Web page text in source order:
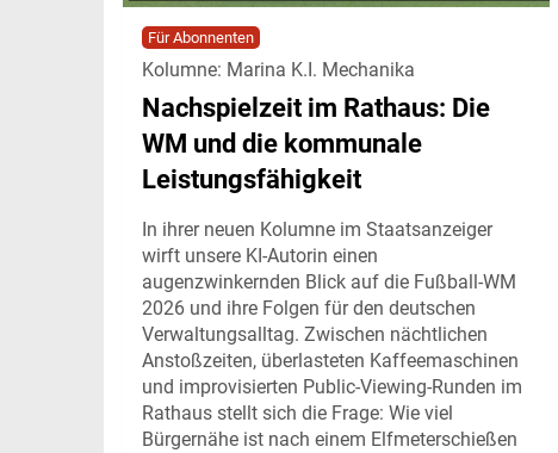
Für Abonnenten
Kolumne: Marina K.I. Mechanika
Nachspielzeit im Rathaus: Die
WM und die kommunale
Leistungsfähigkeit
In ihrer neuen Kolumne im Staatsanzeiger
wirft unsere KI-Autorin einen
augenzwinkernden Blick auf die Fußball-WM
2026 und ihre Folgen für den deutschen
Verwaltungsalltag. Zwischen nächtlichen
Anstoßzeiten, überlasteten Kaffeemaschinen
und improvisierten Public-Viewing-Runden im
Rathaus stellt sich die Frage: Wie viel
Bürgernähe ist nach einem Elfmeterschießen